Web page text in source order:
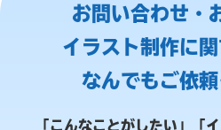
お問い合わせ・
イラスト制作に
なんでもご依頼
「こんなことがしたい」「